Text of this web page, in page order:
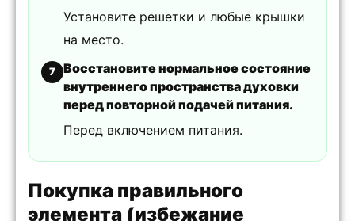
Установите решетки и любые крышки
на место.
7
Восстановите нормальное состояние
внутреннего пространства духовки
перед повторной подачей питания.
Перед включением питания.
Покупка правильного
элемента (избежание